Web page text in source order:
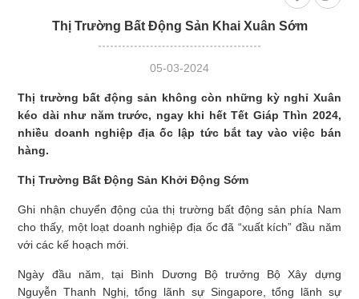
kết cộng đồng
xanh tại địa
phương
Thị Trường Bất Động Sản Khai Xuân Sớm
05-03-2024
Thị trường bất động sản không còn những kỳ nghỉ Xuân
kéo dài như năm trước, ngay khi hết Tết Giáp Thìn 2024,
nhiều doanh nghiệp địa ốc lập tức bắt tay vào việc bán
hàng.
Thị Trường Bất Động Sản Khởi Động Sớm
Ghi nhận chuyển động của thị trường bất động sản phía Nam
cho thấy, một loạt doanh nghiệp địa ốc đã “xuất kích” đầu năm
với các kế hoạch mới.
Ngày đầu năm, tại Bình Dương Bộ trưởng Bộ Xây dựng
Nguyễn Thanh Nghị, tổng lãnh sự Singapore, tổng lãnh sự